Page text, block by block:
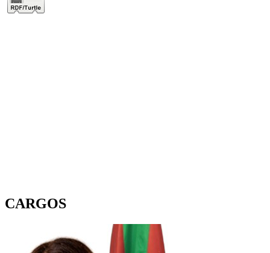
CARGOS